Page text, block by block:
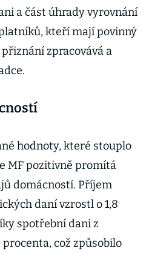
a část úhrady vyrovnání
kteří mají povinný
zpracovává a
hodnoty, které stouplo
MF pozitivně promítá
domácností. Příjem
daní vzrostl o 1,8
spotřební dani z
což způsobilo